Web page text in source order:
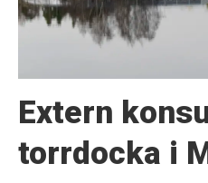
Extern
torrdocka i